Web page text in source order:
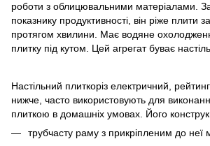
роботи з облицювальними матеріалами.
показнику продуктивності, він ріже плити
протягом хвилини. Має водяне
плитку під кутом. Цей агрегат буває
Настільний плиткоріз електричний,
нижче, часто використовують для
плиткою в домашніх умовах. Його
трубчасту раму з прикріпленим до